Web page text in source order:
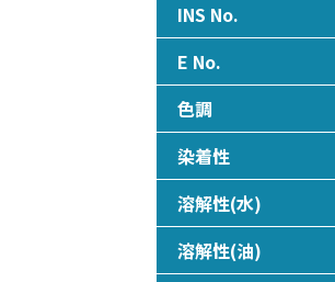
INS No.
E No.
色調
染着性
溶解性(水)
溶解性(油)